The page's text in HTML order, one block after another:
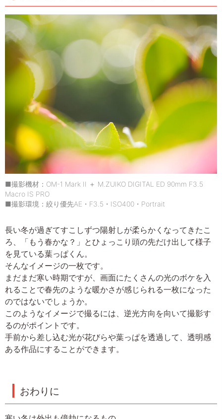
■撮影機材：OM-1 Mark II ＋ M.ZUIKO DIGITAL ED 90mm F3.5
Macro IS PRO
■撮影環境：絞り優先AE・F3.5・ISO400・Portrait
長い冬が過ぎてすこしずつ陽射しが柔らかくなってきたこ
ろ、「もう春かな？」とひょっこり頭の先だけ出して様子
を見ている葉っぱくん。
そんなイメージの一枚です。
まだまだ寒い時期ですが、画面にたくさんの光のボケを入
れることで春先のような暖かさが感じられる一枚になった
のではないでしょうか。
このようなイメージで撮るには、逆光方向を向いて撮影す
るのがポイントです。
手前から差し込む光が花びらや葉っぱを透過して、透明感
ある作品にすることができます。
おわりに